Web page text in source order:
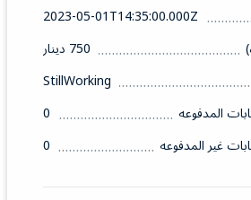
2023-05-01T14:35:00.000Z
750 دينار
StillWorking
المدفوعه
0
غير المدفوعه
0